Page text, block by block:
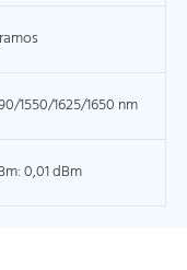
1550/1625/1650 nm
0,01 dBm